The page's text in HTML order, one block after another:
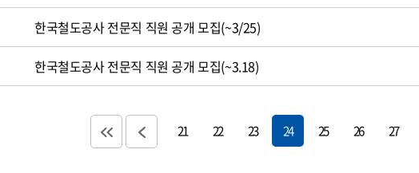
한국철도공사 전문직 직원 공개 모집(~3/25)
한국철도공사 전문직 직원 공개 모집(~3.18)
21 22 23 24 25 26 27